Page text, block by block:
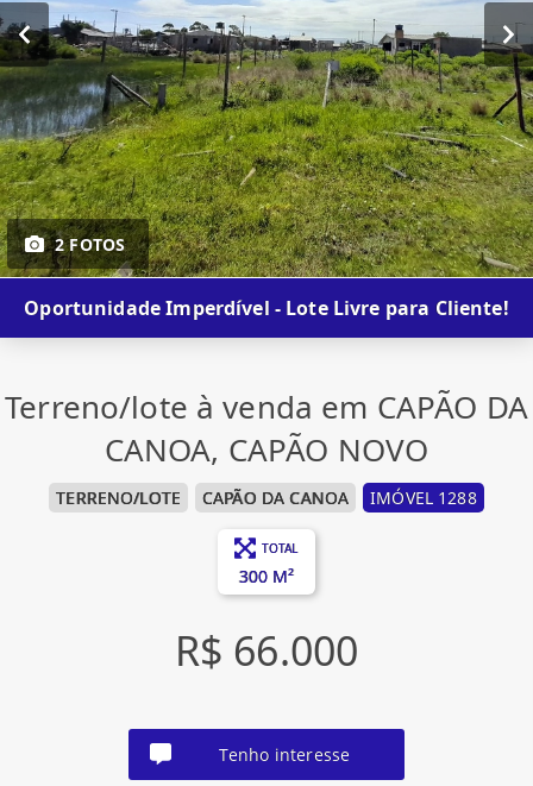
2 FOTOS
Oportunidade Imperdível - Lote Livre para Cliente!
Terreno/lote à venda em CAPÃO DA
CANOA, CAPÃO NOVO
TERRENO/LOTE CAPÃO DA CANOA IMÓVEL 1288
TOTAL
300 M²
R$ 66.000
Tenho interesse